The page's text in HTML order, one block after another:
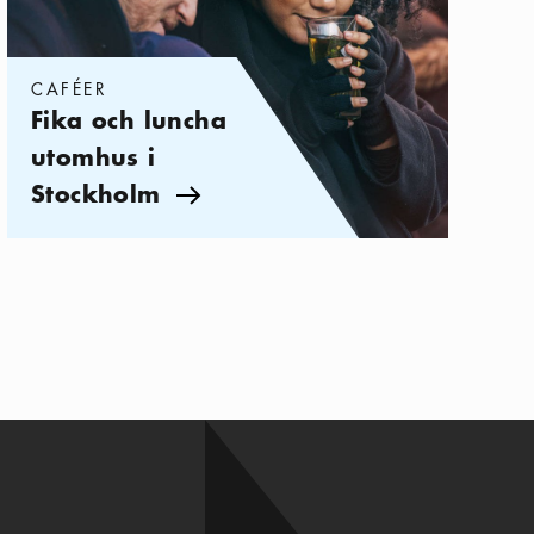
CAFÉER
Fika och luncha
utomhus i
Stockholm Pil ikon